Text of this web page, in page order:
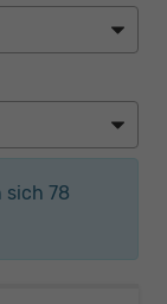
sich 78